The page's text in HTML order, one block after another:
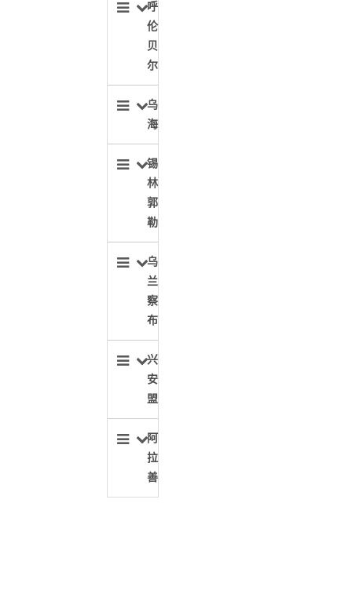
呼
伦
贝
尔
乌
海
锡
林
郭
勒
乌
兰
察
布
兴
安
盟
阿
拉
善